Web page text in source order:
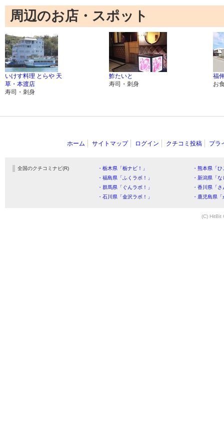
周辺のお店・スポット
いけす料理 とらや 天
草・本渡店
寿司・刺身
鮓たいと
寿司・刺身
福
お
ホーム サイトマップ ログイン クチコミ投稿 プラ
全国のクチコミナビ(R) ・栃木県「栃ナビ！」
・熊本県「
・福島県「ふくラボ！」
・新潟県「
・群馬県「ぐんラボ！」
・香川県「
・石川県「金沢ラボ！」
・鹿児島県
(C) HitBit